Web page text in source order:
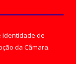
identidade de
da Câmara.